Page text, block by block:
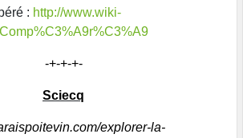
: http://www.wiki-
-+-+-+-
Sciecq
explorer-la-